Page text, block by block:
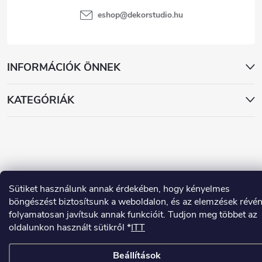
Sütiket használunk annak érdekében, hogy kényelmes
böngészést biztosítsunk a weboldalon, és az elemzések révén
folyamatosan javítsuk annak funkcióit. Tudjon meg többet az
oldalunkon használt sütikről *ITT
Beállítások
INFORMÁCIÓK ÖNNEK
KATEGÓRIÁK
eshop@dekorstudio.hu
Shoptet készítette
Copyright 2026www.dekorstudio.hu. Minden jog fenntartva.